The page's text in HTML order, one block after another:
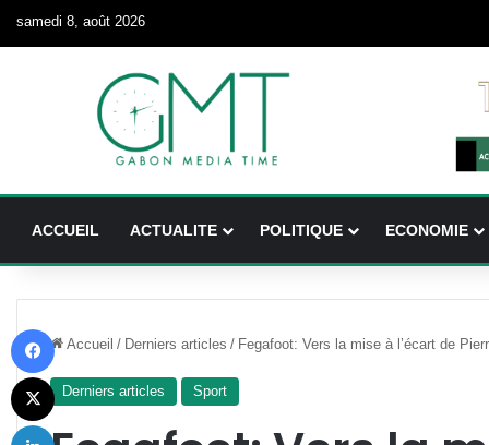
samedi 8, août 2026
ACCUEIL ACTUALITE POLITIQUE ECONOMIE
Accueil / Derniers articles / Fegafoot: Vers la mise à l’écart de
Derniers articles Sport
X